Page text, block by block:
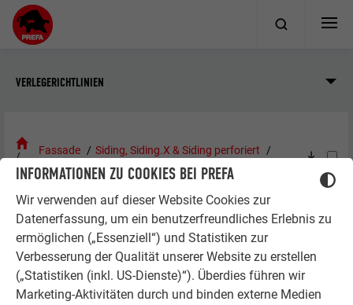
INFORMATIONEN ZU COOKIES BEI PREFA
Wir verwenden auf dieser Website Cookies zur
Datenerfassung, um ein benutzerfreundliches Erlebnis zu
ermöglichen („Essenziell“) und Statistiken zur
Verbesserung der Qualität unserer Website zu erstellen
(„Statistiken (inkl. US-Dienste)“). Überdies führen wir
Marketing-Aktivitäten durch und binden externe Medien
VERLEGERICHTLINIEN
Fassade
Siding, Siding.X & Siding perforiert
Allgemeine Informationen
Einsatzmöglichkeiten
EINSATZMÖGLICHKEITEN
Siding, Siding.X und Siding Perforiert sind für folgende
Anwendungen geeignet: